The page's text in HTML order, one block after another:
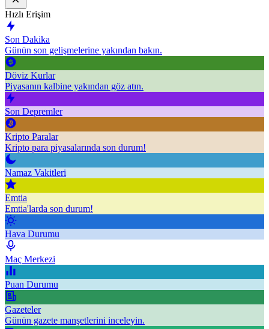
Hızlı Erişim
Son Dakika
Günün son gelişmelerine yakından bakın.
Döviz Kurlar
Piyasanın kalbine yakından göz atın.
Son Depremler
Kripto Paralar
Kripto para piyasalarında son durum!
Namaz Vakitleri
Emtia
Emtia'larda son durum!
Hava Durumu
Maç Merkezi
Puan Durumu
Gazeteler
Günün gazete manşetlerini inceleyin.